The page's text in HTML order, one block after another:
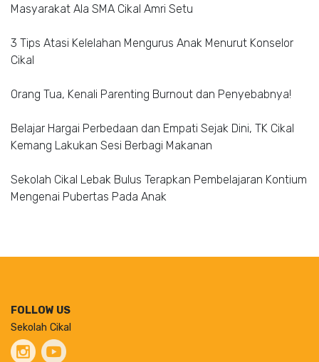
Masyarakat Ala SMA Cikal Amri Setu
3 Tips Atasi Kelelahan Mengurus Anak Menurut Konselor
Cikal
Orang Tua, Kenali Parenting Burnout dan Penyebabnya!
Belajar Hargai Perbedaan dan Empati Sejak Dini, TK Cikal
Kemang Lakukan Sesi Berbagi Makanan
Sekolah Cikal Lebak Bulus Terapkan Pembelajaran Kontium
Mengenai Pubertas Pada Anak
FOLLOW US
Sekolah Cikal